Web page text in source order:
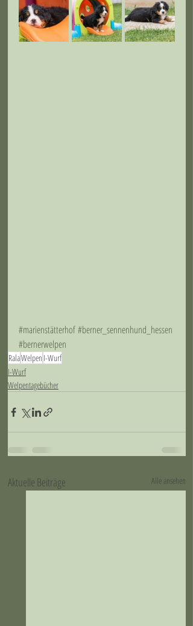
#marienstätterhof#berner_sennenhund_hessen
#bernerwelpen
RalaWelpen I-Wurf
I-Wurf
Welpentagebücher
Aktuelle Beiträge Alle ansehen